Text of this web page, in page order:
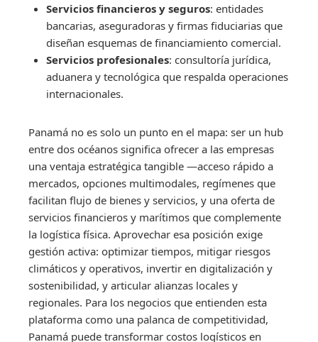
Servicios financieros y seguros: entidades
bancarias, aseguradoras y firmas fiduciarias que
diseñan esquemas de financiamiento comercial.
Servicios profesionales: consultoría jurídica,
aduanera y tecnológica que respalda operaciones
internacionales.
Panamá no es solo un punto en el mapa: ser un hub
entre dos océanos significa ofrecer a las empresas
una ventaja estratégica tangible —acceso rápido a
mercados, opciones multimodales, regímenes que
facilitan flujo de bienes y servicios, y una oferta de
servicios financieros y marítimos que complemente
la logística física. Aprovechar esa posición exige
gestión activa: optimizar tiempos, mitigar riesgos
climáticos y operativos, invertir en digitalización y
sostenibilidad, y articular alianzas locales y
regionales. Para los negocios que entienden esta
plataforma como una palanca de competitividad,
Panamá puede transformar costos logísticos en